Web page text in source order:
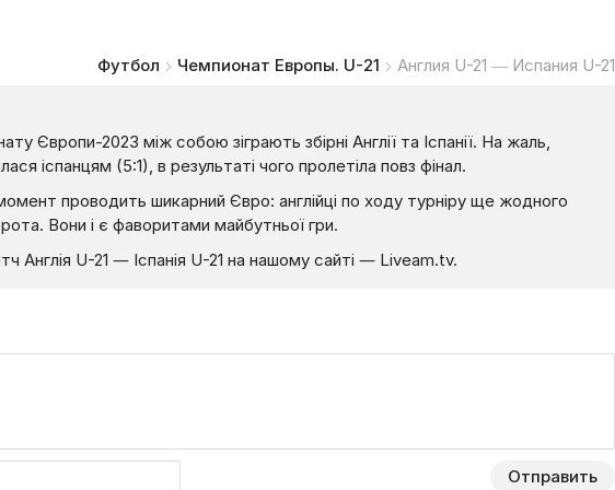
Футбол Чемпионат Европы. U-21 Англия U-21 — Испания U-21
Європи-2023 між собою зіграють збірні Англії та Іспанії. На жаль,
іспанцям (5:1), в результаті чого пролетіла повз фінал.
проводить шикарний Євро: англійці по ходу турніру ще жодного
Вони і є фаворитами майбутньої гри.
Англія U-21 — Іспанія U-21 на нашому сайті — Liveam.tv.
Отправить